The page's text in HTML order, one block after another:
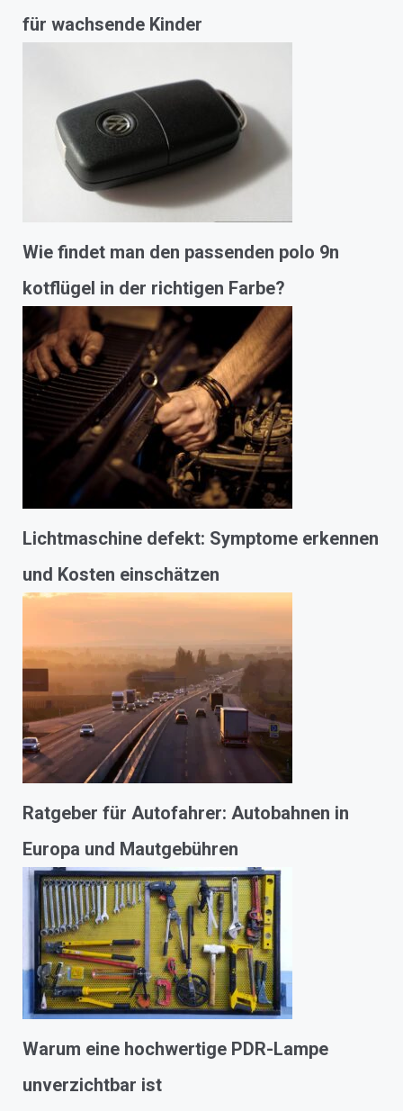
für wachsende Kinder
Wie findet man den passenden polo 9n
kotflügel in der richtigen Farbe?
Lichtmaschine defekt: Symptome erkennen
und Kosten einschätzen
Ratgeber für Autofahrer: Autobahnen in
Europa und Mautgebühren
Warum eine hochwertige PDR-Lampe
unverzichtbar ist